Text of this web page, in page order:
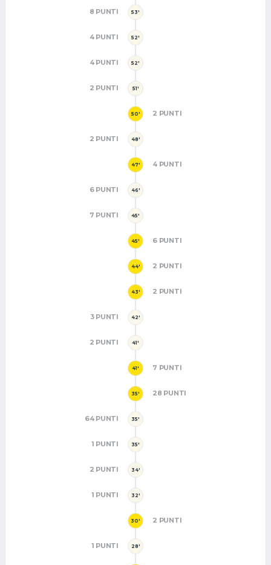
53'
8 PUNTI
52'
4 PUNTI
52'
4 PUNTI
51'
2 PUNTI
50' 2 PUNTI
48'
2 PUNTI
47' 4 PUNTI
46'
6 PUNTI
45'
7 PUNTI
45' 6 PUNTI
44' 2 PUNTI
43' 2 PUNTI
42'
3 PUNTI
41'
2 PUNTI
41' 7 PUNTI
35' 28 PUNTI
35'
64 PUNTI
35'
1 PUNTI
34'
2 PUNTI
32'
1 PUNTI
30' 2 PUNTI
28'
1 PUNTI